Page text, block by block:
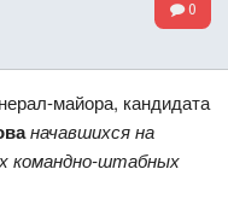
0
майора, кандидата
начавшихся на
командно-штабных